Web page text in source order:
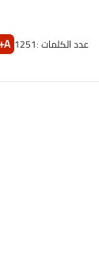
عدد الكلمات :1251
A+